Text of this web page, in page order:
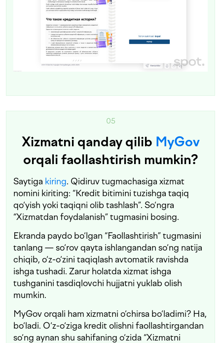
05
Xizmatni qanday qilib MyGov
orqali faollashtirish mumkin?
Saytiga kiring. Qidiruv tugmachasiga xizmat
nomini kiriting: “Kredit bitimini tuzishga taqiq
qo‘yish yoki taqiqni olib tashlash”. So‘ngra
“Xizmatdan foydalanish” tugmasini bosing.
Ekranda paydo bo‘lgan “Faollashtirish” tugmasini
tanlang — so‘rov qayta ishlangandan so‘ng natija
chiqib, o‘z-o‘zini taqiqlash avtomatik ravishda
ishga tushadi. Zarur holatda xizmat ishga
tushganini tasdiqlovchi hujjatni yuklab olish
mumkin.
MyGov orqali ham xizmatni o‘chirsa bo‘ladimi? Ha,
bo‘ladi. O‘z-o‘ziga kredit olishni faollashtirgandan
so‘ng aynan shu sahifaning o‘zida “Xizmatni